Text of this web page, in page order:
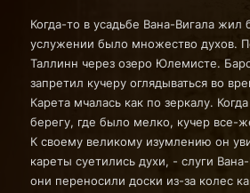
Когда-то в усадьбе Вана-Вигала жил
услужении было множество духов.
Таллинн через озеро Юлемисте.
запретил кучеру оглядываться во
Карета мчалась как по зеркалу.
берегу, где было мелко, кучер все-
К своему великому изумлению он
кареты суетились духи, - слуги
они переносили доски из-за колес